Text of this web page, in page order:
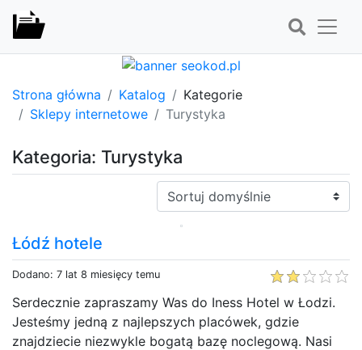
Strona główna Katalog
Kategorie
Sklepy internetowe
Turystyka
Kategoria: Turystyka
Sortuj:
Łódź hotele
Dodano: 7 lat 8 miesięcy temu
Serdecznie zapraszamy Was do Iness Hotel w Łodzi.
Jesteśmy jedną z najlepszych placówek, gdzie
znajdziecie niezwykle bogatą bazę noclegową. Nasi